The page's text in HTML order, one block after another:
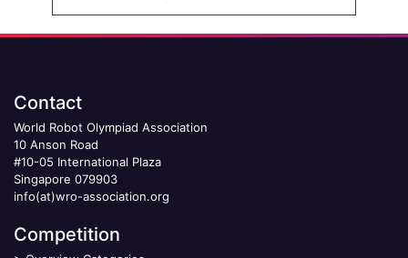
Contact
World Robot Olympiad Association
10 Anson Road
#10-05 International Plaza
Singapore 079903
info(at)wro-association.org
Competition